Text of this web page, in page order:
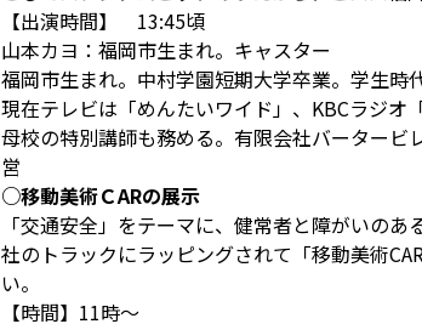
【出演時間】 13:45頃
山本カヨ：福岡市生まれ。キャスター
福岡市生まれ。中村学園短期大学卒業。学生時
現在テレビは「めんたいワイド」、KBCラジオ
母校の特別講師も務める。有限会社バーター
営
○移動美術ＣARの展示
「交通安全」をテーマに、健常者と障がいの
社のトラックにラッピングされて「移動美術
い。
【時間】11時～